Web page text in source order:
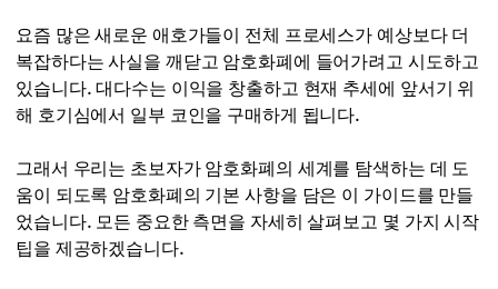
요즘 많은 새로운 애호가들이 전체 프로세스가 예상보다 더
복잡하다는 사실을 깨닫고 암호화폐에 들어가려고 시도하고
있습니다. 대다수는 이익을 창출하고 현재 추세에 앞서기 위
해 호기심에서 일부 코인을 구매하게 됩니다.
그래서 우리는 초보자가 암호화폐의 세계를 탐색하는 데 도
움이 되도록 암호화폐의 기본 사항을 담은 이 가이드를 만들
었습니다. 모든 중요한 측면을 자세히 살펴보고 몇 가지 시작
팁을 제공하겠습니다.